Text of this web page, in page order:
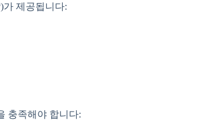
가 제공됩니다:
충족해야 합니다: